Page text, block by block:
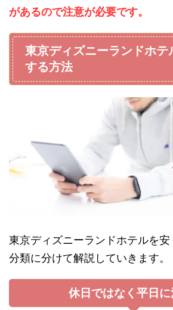
があるので注意が必要です。
東京ディズニーランドホテ
する方法
東京ディズニーランドホテルを
分類に分けて解説していきます。
休日ではなく平日